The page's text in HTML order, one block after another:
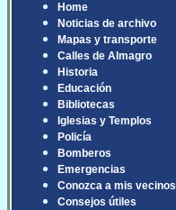
Home
Noticias de archivo
Mapas y transporte
Calles de Almagro
Historia
Educación
Bibliotecas
Iglesias y Templos
Policía
Bomberos
Emergencias
Conozca a mis vecinos
Consejos útiles